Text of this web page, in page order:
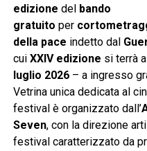
edizione del bando
gratuito per
della pace indetto dal
cui XXIV edizione si terrà a
luglio 2026– a ingresso
Vetrina unica dedicata al
festival è organizzato dall’
Seven, con la direzione
festival caratterizzato da